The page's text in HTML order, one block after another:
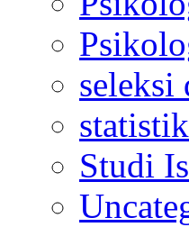
seleksi
Studi